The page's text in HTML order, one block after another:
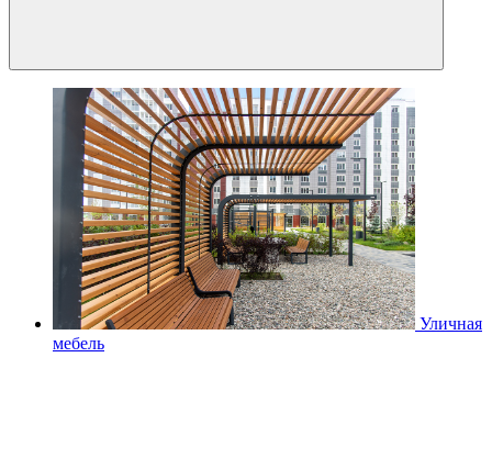
Уличная
мебель